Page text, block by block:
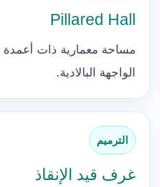
Pillared Hall
مساحة معمارية ذات
الواجهة البالادية.
الترميم
غرف قيد الإنقاذ